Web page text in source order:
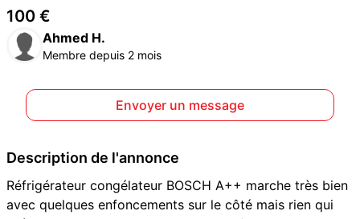
100 €
Ahmed H.
Membre depuis 2 mois
Envoyer un message
Description de l'annonce
Réfrigérateur congélateur BOSCH A++ marche très bien
avec quelques enfoncements sur le côté mais rien qui